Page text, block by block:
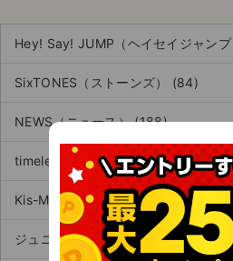
Hey! Say! JUMP（ヘイセイジャン
SixTONES（ストーンズ） (84)
NEWS（ニュース） (188)
timelesz（タイムレス／旧Sexy
Kis-My-Ft2（キスマイフットツー）
ジュニア（旧ジャニーズJr.） (124)